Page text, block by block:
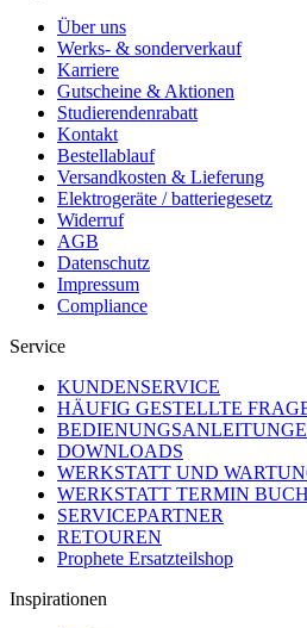
Über uns
Werks- & sonderverkauf
Karriere
Gutscheine & Aktionen
Studierendenrabatt
Kontakt
Bestellablauf
Versandkosten & Lieferung
Elektrogeräte / batteriegesetz
Widerruf
AGB
Datenschutz
Impressum
Compliance
Service
KUNDENSERVICE
HÄUFIG GESTELLTE
DOWNLOADS
WERKSTATT UND
WERKSTATT TERMIN
SERVICEPARTNER
RETOUREN
Prophete Ersatzteilshop
Inspirationen